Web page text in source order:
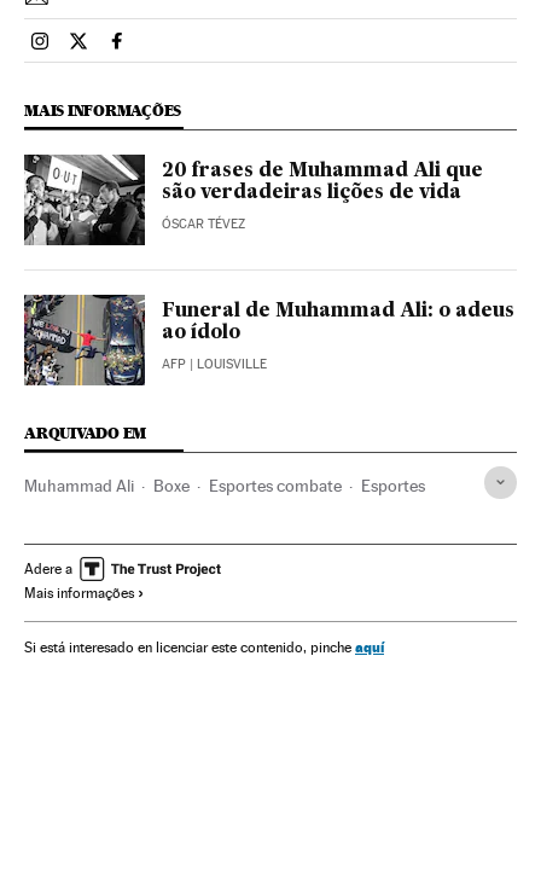
Esportes El País Brasil en Instagram
Esportes El País Brasil en Twitter
Esportes El País Brasil en Facebook
MAIS INFORMAÇÕES
20 frases de Muhammad Ali que
são verdadeiras lições de vida
ÓSCAR TÉVEZ
Funeral de Muhammad Ali: o adeus
ao ídolo
AFP | LOUISVILLE
ARQUIVADO EM
Muhammad Ali Boxe Esportes combate Esportes
Adere a
Mais informações
Si está interesado en licenciar este contenido, pinche aquí